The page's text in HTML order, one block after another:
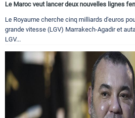
Le Maroc veut lancer deux nouvelles lignes
Le Royaume cherche cinq milliards d'euros
grande vitesse (LGV) Marrakech-Agadir et
LGV...